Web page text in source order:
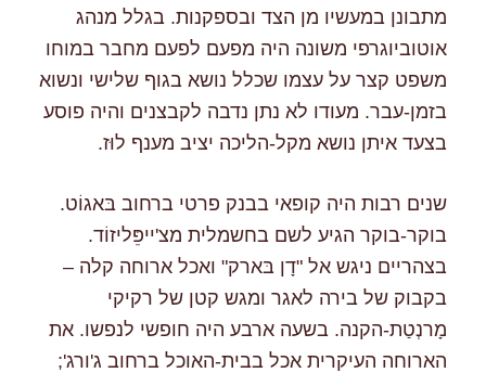
מתבונן במעשיו מן הצד ובספקנות. בגלל מנהג
אוטוביוגרפי משונה היה מפעם לפעם מחבר במוחו
משפט קצר על עצמו שכלל נושא בגוף שלישי ונשוא
בזמן-עבר. מעודו לא נתן נדבה לקבצנים והיה פוסע
בצעד איתן נושא מקל-הליכה יציב מענף לוּז.
שנים רבות היה קופאי בבנק פרטי ברחוב בּאגוֹט.
בוקר-בוקר הגיע לשם בחשמלית מצ'ייפֵּליזוֹד.
בצהריים ניגש אל "דָן בּארק" ואכל ארוחה קלה –
בקבוק של בירה לאגר ומגש קטן של רקיקי
מָרנְטַת-הקנה. בשעה ארבע היה חופשי לנפשו. את
הארוחה העיקרית אכל בבית-האוכל ברחוב ג'ורג';